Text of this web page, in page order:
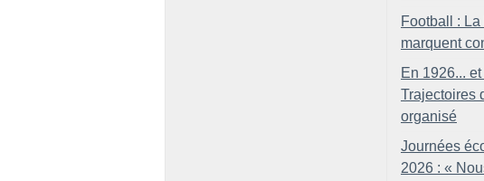
Football :
marquent
En 1926...
Trajectoires
organisé
Journées
2026 : «